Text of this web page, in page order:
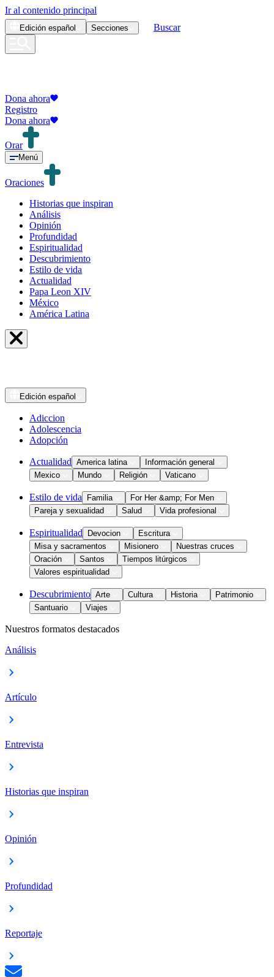
Ir al contenido principal
Edición español Secciones Buscar
Dona ahora
Registro
Dona ahora
Orar
Menú
Oraciones
Historias que inspiran
Análisis
Opinión
Profundidad
Espiritualidad
Descubrimiento
Estilo de vida
Actualidad
Papa Leon XIV
México
América Latina
Edición español
Adiccion
Adolescencia
Adopción
Actualidad America latina
Información general
Mexico
Mundo Religión Vaticano
Estilo de vida Familia
For Her &amp; For Men
Pareja y sexualidad
Salud Vida profesional
Espiritualidad Devocion
Escritura
Misa y sacramentos
Misionero
Nuestras cruces
Oración
Santos
Tiempos litúrgicos
Valores espiritualidad
Descubrimiento Arte Cultura Historia
Patrimonio
Santuario
Viajes
Nuestros formatos destacados
Análisis
Artículo
Entrevista
Historias que inspiran
Opinión
Profundidad
Reportaje